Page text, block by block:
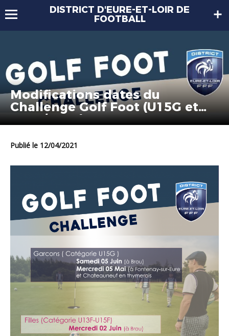
DISTRICT D'EURE-ET-LOIR DE
FOOTBALL
Modifications dates du
Challenge Golf Foot (U15G et
U13F/U15F)
Publié le 12/04/2021